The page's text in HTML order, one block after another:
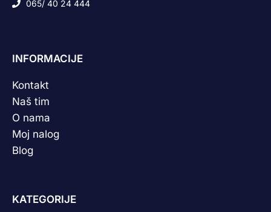
065/ 40 24 444
INFORMACIJE
Kontakt
Naš tim
O nama
Moj nalog
Blog
KATEGORIJE